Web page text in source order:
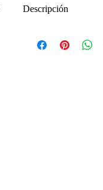
Descripción
decorado con